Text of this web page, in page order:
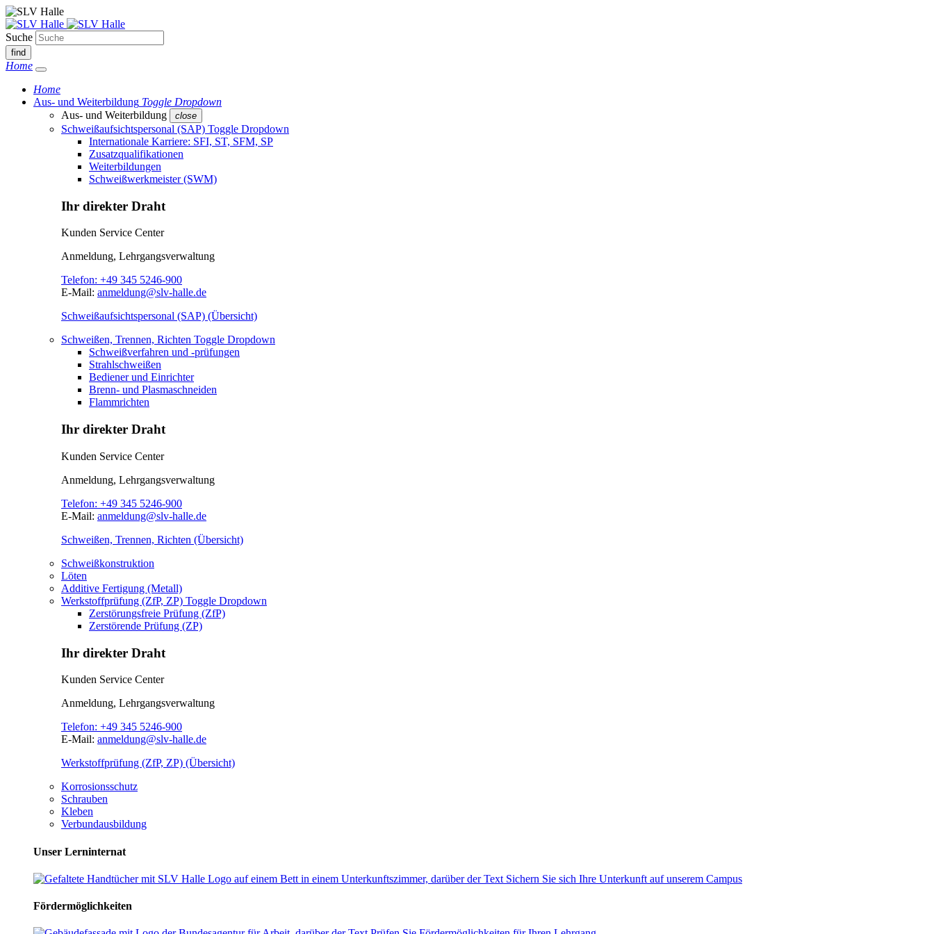
Suche
find
Home
Home
Aus- und Weiterbildung Toggle Dropdown
Aus- und Weiterbildung
close
Schweißaufsichtspersonal (SAP) Toggle Dropdown
Internationale Karriere: SFI, ST, SFM, SP
Zusatzqualifikationen
Weiterbildungen
Schweißwerkmeister (SWM)
Ihr direkter Draht
Kunden Service Center
Anmeldung, Lehrgangsverwaltung
Telefon: +49 345 5246-900
E-Mail: anmeldung@slv-halle.de
Schweißaufsichtspersonal (SAP) (Übersicht)
Schweißen, Trennen, Richten Toggle Dropdown
Schweißverfahren und -prüfungen
Strahlschweißen
Bediener und Einrichter
Brenn- und Plasmaschneiden
Flammrichten
Ihr direkter Draht
Kunden Service Center
Anmeldung, Lehrgangsverwaltung
Telefon: +49 345 5246-900
E-Mail: anmeldung@slv-halle.de
Schweißen, Trennen, Richten (Übersicht)
Schweißkonstruktion
Löten
Additive Fertigung (Metall)
Werkstoffprüfung (ZfP, ZP) Toggle Dropdown
Zerstörungsfreie Prüfung (ZfP)
Zerstörende Prüfung (ZP)
Ihr direkter Draht
Kunden Service Center
Anmeldung, Lehrgangsverwaltung
Telefon: +49 345 5246-900
E-Mail: anmeldung@slv-halle.de
Werkstoffprüfung (ZfP, ZP) (Übersicht)
Korrosionsschutz
Schrauben
Kleben
Verbundausbildung
Unser Lerninternat
Fördermöglichkeiten